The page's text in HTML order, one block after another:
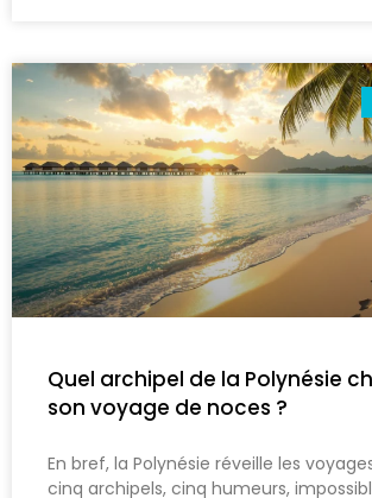
Quel archipel de la Polynésie
son voyage de noces ?
En bref, la Polynésie réveille les
cinq archipels, cinq humeurs,